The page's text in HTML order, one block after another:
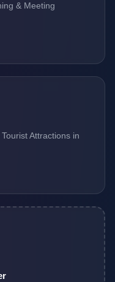
& Meeting
Attractions in